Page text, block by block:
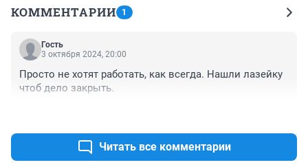
КОММЕНТАРИИ 1
Гость
3 октября 2024, 20:00
Просто не хотят работать, как всегда. Нашли лазейку
чтоб дело закрыть.
Читать все комментарии